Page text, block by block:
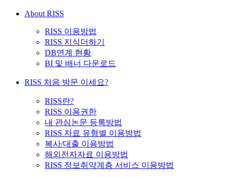
About RISS
RISS 이용방법
RISS 지식더하기
DB연계 현황
BI 및 배너 다운로드
RISS 처음 방문 이세요?
RISS란?
RISS 이용권한
내 관심논문 등록방법
RISS 자료 유형별 이용방법
복사/대출 이용방법
해외전자자료 이용방법
RISS 정보취약계층 서비스 이용방법